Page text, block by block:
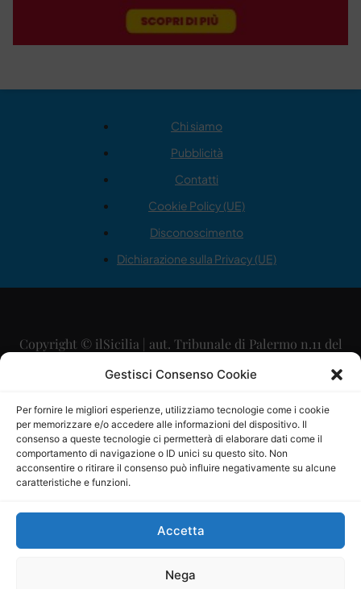
Gestisci Consenso Cookie
Per fornire le migliori esperienze, utilizziamo tecnologie come i cookie
per memorizzare e/o accedere alle informazioni del dispositivo. Il
consenso a queste tecnologie ci permetterà di elaborare dati come il
comportamento di navigazione o ID unici su questo sito. Non
acconsentire o ritirare il consenso può influire negativamente su alcune
caratteristiche e funzioni.
Accetta
Nega
Chi siamo
Pubblicità
Contatti
Cookie Policy (UE)
Disconoscimento
Dichiarazione sulla Privacy (UE)
Copyright © ilSicilia | aut. Tribunale di Palermo n.11 del
29/09/2015
Direttore Editoriale: Maurizio Scaglione
Direttore Responsabile: Maria Calabrese
P.IVA: 06334930820
Mercurio Comunicazione Società Cooperativa a r.l. è
iscritta al Registro degli Operatori di Comunicazione al